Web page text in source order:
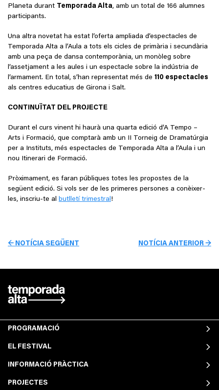
Planeta durant Temporada Alta, amb un total de 166 alumnes
participants.
Una altra novetat ha estat l’oferta ampliada d’espectacles de
Temporada Alta a l’Aula a tots els cicles de primària i secundària
amb una peça de dansa contemporània, un monòleg sobre
l’assetjament a les aules i un espectacle sobre la indústria de
l’armament. En total, s’han representat més de 110 espectacles
als centres educatius de Girona i Salt.
CONTINUÏTAT DEL PROJECTE
Durant el curs vinent hi haurà una quarta edició d’A Tempo –
Arts i Formació, que comptarà amb un II Torneig de Dramatúrgia
per a Instituts, més espectacles de Temporada Alta a l’Aula i un
nou Itinerari de Formació.
Pròximament, es faran públiques totes les propostes de la
següent edició. Si vols ser de les primeres persones a conèixer-
les, inscriu-te al
butlletí trimestral !
← NOTÍCIA SEGÜENT NOTÍCIA ANTERIOR →
PROGRAMACIÓ
EL FESTIVAL
INFORMACIÓ PRÀCTICA
PROJECTES